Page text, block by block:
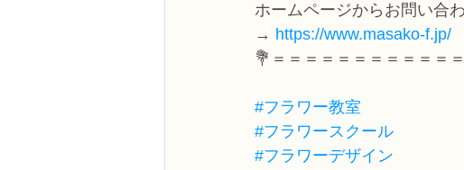
ホームページからお問い合
→ https://www.masako-f.jp/
💐＝＝＝＝＝＝＝＝＝＝＝
#フラワー教室
#フラワースクール
#フラワーデザイン